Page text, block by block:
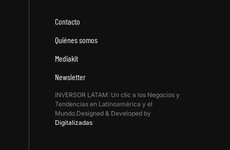
Contacto
Quiénes somos
Mediakit
Newsletter
INVERSOR LATAM: Un clic a los Negocios y
Tendencias en Latinoamérica y el
Mundo.Designed & Developed by
Digitalizadas